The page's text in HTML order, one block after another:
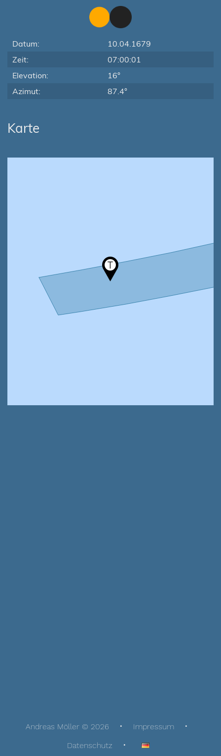
Datum:
10.04.1679
Zeit:
07:00:01
Elevation:
16°
Azimut:
87.4°
Karte
Andreas Möller © 2026
Impressum
Datenschutz